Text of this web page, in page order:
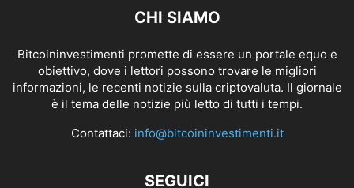
CHI SIAMO
Bitcoininvestimenti promette di essere un portale equo e
obiettivo, dove i lettori possono trovare le migliori
informazioni, le recenti notizie sulla criptovaluta. Il giornale
è il tema delle notizie più letto di tutti i tempi.
Contattaci: info@bitcoininvestimenti.it
SEGUICI